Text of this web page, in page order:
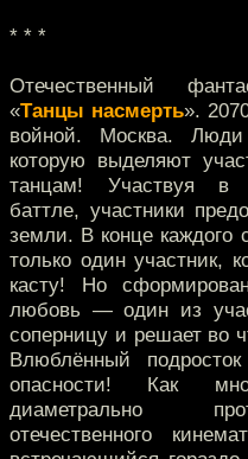
* * *
Отечественный
«Танцы насмерть».
войной. Москва.
которую выделяют
танцам! Участвуя в
баттле, участники
земли. В конце каждого
только один участник,
касту! Но
любовь — один из
соперницу и решает во
Влюблённый
опасности! Как
диаметрально
отечественного